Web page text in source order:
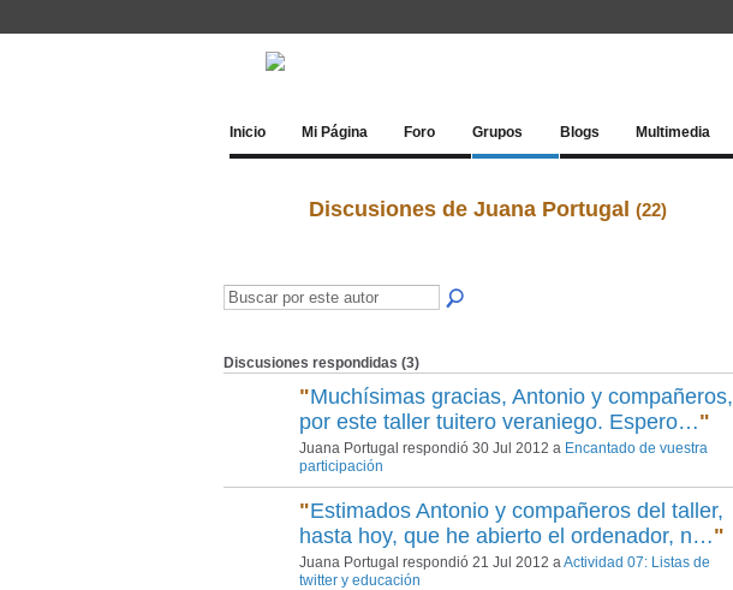
Inicio Mi Página Foro Grupos Blogs Multimedia
Discusiones de Juana Portugal (22)
Discusiones respondidas (3)
"Muchísimas gracias, Antonio y compañeros,
por este taller tuitero veraniego. Espero…"
Juana Portugal respondió 30 Jul 2012 a Encantado de vuestra
participación
"Estimados Antonio y compañeros del taller,
hasta hoy, que he abierto el ordenador, n…"
Juana Portugal respondió 21 Jul 2012 a Actividad 07: Listas de
twitter y educación